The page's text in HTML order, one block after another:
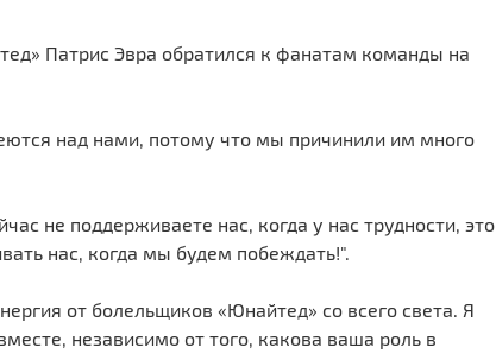
Патрис Эвра обратился к фанатам команды на
над нами, потому что мы причинили им много
не поддерживаете нас, когда у нас трудности, это
нас, когда мы будем побеждать!".
от болельщиков «Юнайтед» со всего света. Я
независимо от того, какова ваша роль в